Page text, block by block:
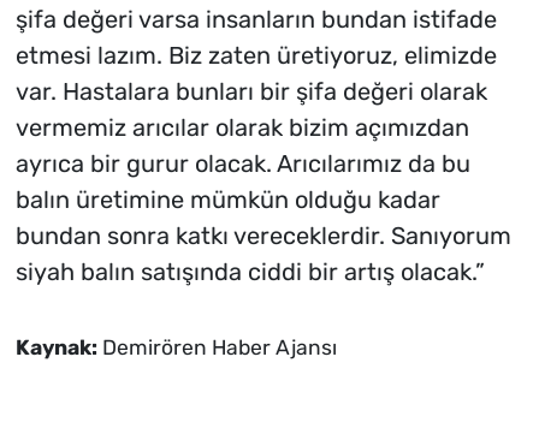
şifa değeri varsa insanların bundan istifade
etmesi lazım. Biz zaten üretiyoruz, elimizde
var. Hastalara bunları bir şifa değeri olarak
vermemiz arıcılar olarak bizim açımızdan
ayrıca bir gurur olacak. Arıcılarımız da bu
balın üretimine mümkün olduğu kadar
bundan sonra katkı vereceklerdir. Sanıyorum
siyah balın satışında ciddi bir artış olacak.”
Kaynak: Demirören Haber Ajansı